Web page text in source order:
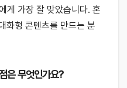
게 가장 잘 맞았습니다. 혼
화형 콘텐츠를 만드는 분
은 무엇인가요?